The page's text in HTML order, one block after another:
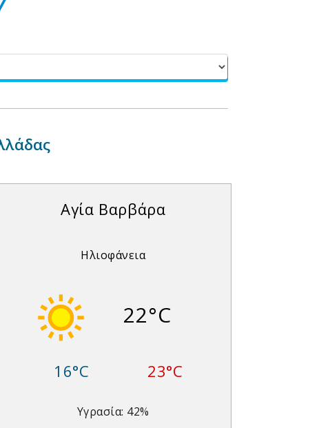
Αγία Βαρβάρα
Ηλιοφάνεια
22°C
16°C 23°C
Υγρασία: 42%